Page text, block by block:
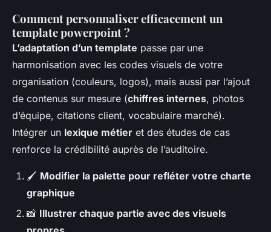
Comment personnaliser efficacement un
template powerpoint ?
L’adaptation d’un template passe par une
harmonisation avec les codes visuels de votre
organisation (couleurs, logos), mais aussi par l’ajout
de contenus sur mesure (chiffres internes, photos
d’équipe, citations client, vocabulaire marché).
Intégrer un lexique métier et des études de cas
renforce la crédibilité auprès de l’auditoire.
🖌 Modifier la palette pour refléter votre charte
graphique
📸 Illustrer chaque partie avec des visuels